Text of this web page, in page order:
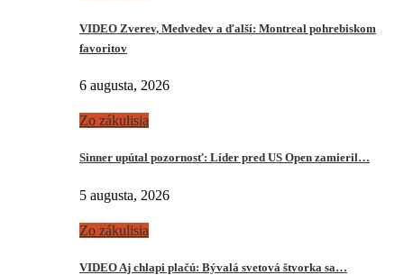
VIDEO Zverev, Medvedev a ďalší: Montreal pohrebiskom
favoritov
6 augusta, 2026
Zo zákulisia
Sinner upútal pozornosť: Líder pred US Open zamieril…
5 augusta, 2026
Zo zákulisia
VIDEO Aj chlapi plačú: Bývalá svetová štvorka sa…